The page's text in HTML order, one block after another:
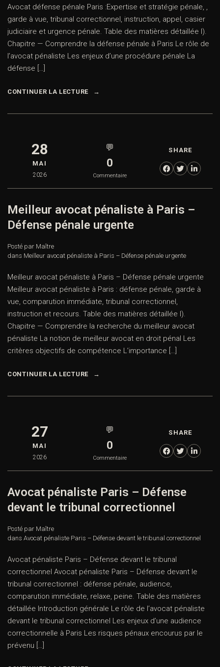
Avocat défense pénale Paris :Expertise et stratégie pénale, ,
garde à vue, tribunal correctionnel, instruction, appel, casier
judiciaire et urgence pénale. Table des matières détaillée I).
Chapitre — Comprendre la défense pénale à Paris Le rôle de
l’avocat pénaliste Les enjeux d’une procédure pénale La
défense […]
CONTINUER LA LECTURE
28
MAI
2026
💬
0
Commentaire
SHARE
Meilleur avocat pénaliste à Paris –
Défense pénale urgente
Posté par Maître
dans Meilleur avocat pénaliste à Paris – Défense pénale urgente
Meilleur avocat pénaliste à Paris – Défense pénale urgente
Meilleur avocat pénaliste à Paris : défense pénale, garde à
vue, comparution immédiate, tribunal correctionnel,
instruction et recours. Table des matières détaillée I).
Chapitre — Comprendre la recherche du meilleur avocat
pénaliste La notion de meilleur avocat en droit pénal Les
critères objectifs de compétence L’importance […]
CONTINUER LA LECTURE
27
MAI
2026
💬
0
Commentaire
SHARE
Avocat pénaliste Paris – Défense
devant le tribunal correctionnel
Posté par Maître
dans Avocat pénaliste Paris – Défense devant le tribunal correctionnel
Avocat pénaliste Paris – Défense devant le tribunal
correctionnel Avocat pénaliste Paris – Défense devant le
tribunal correctionnel : défense pénale, audience,
comparution immédiate, relaxe, peine. Table des matières
détaillée Introduction générale Le rôle de l’avocat pénaliste
devant le tribunal correctionnel Les enjeux d’une audience
correctionnelle à Paris Les risques pénaux encourus par le
prévenu […]